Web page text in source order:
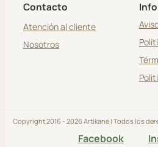
Contacto
Atención al cliente
Nosotros
Copyright 2016 - 2026 Artikane | Todos los
Facebook